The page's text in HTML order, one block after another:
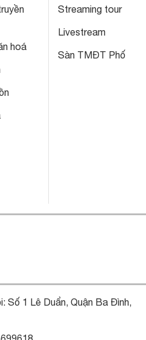
hoá
Streaming tour
Livestream
Sàn TMĐT Phố
Số 1 Lê Duẩn, Quận Ba Đình,